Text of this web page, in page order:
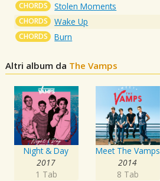
CHORDS Stolen Moments
CHORDS Wake Up
CHORDS Burn
Altri album da The Vamps
Night & Day
2017
1 Tab
Meet The Vamps
2014
8 Tab